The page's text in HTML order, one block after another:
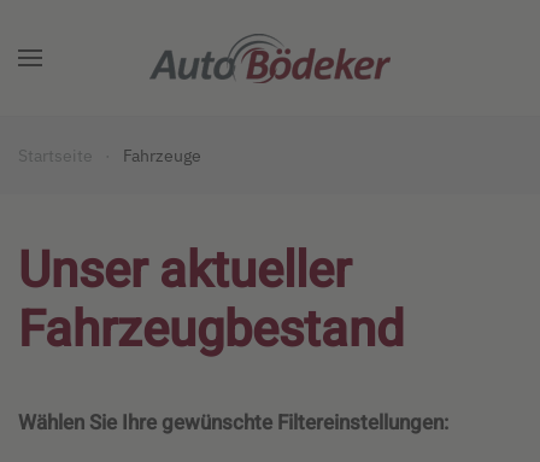
Zum Hauptinhalt springen
Startseite Fahrzeuge
Unser aktueller
Fahrzeugbestand
Wählen Sie Ihre gewünschte Filtereinstellungen: